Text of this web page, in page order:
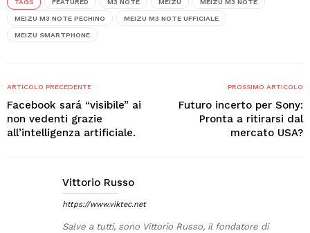
TAGS FEATURED M3 NOTE MEIZU MEIZU M3 NOTE
MEIZU M3 NOTE PECHINO MEIZU M3 NOTE UFFICIALE
MEIZU SMARTPHONE
ARTICOLO PRECEDENTE
Facebook sará “visibile” ai
non vedenti grazie
all’intelligenza artificiale.
PROSSIMO ARTICOLO
Futuro incerto per Sony:
Pronta a ritirarsi dal
mercato USA?
Vittorio Russo
https://www.viktec.net
Salve a tutti, sono Vittorio Russo, il fondatore di